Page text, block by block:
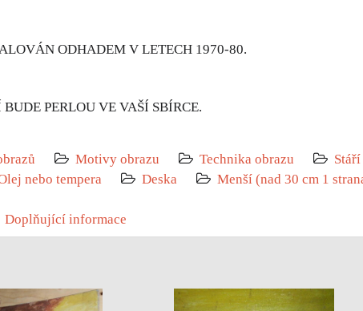
ODHADEM V LETECH 1970-80.
PERLOU VE VAŠÍ SBÍRCE.
Motivy obrazu Technika obrazu
nebo tempera Deska Menší (nad 30 cm 1
Doplňující informace